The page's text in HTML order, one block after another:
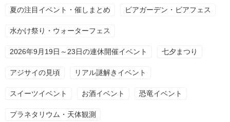
夏の注目イベント・催しまとめ ビアガーデン・ビアフェス
水かけ祭り・ウォーターフェス
2026年9月19日～23日の連休開催イベント 七夕まつり
アジサイの見頃 リアル謎解きイベント
スイーツイベント お酒イベント 恐竜イベント
プラネタリウム・天体観測